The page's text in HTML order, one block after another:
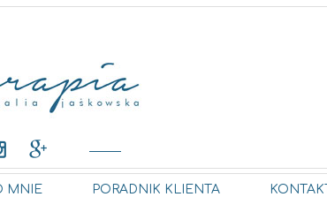
MNIE PORADNIK KLIENTA KONTAKT